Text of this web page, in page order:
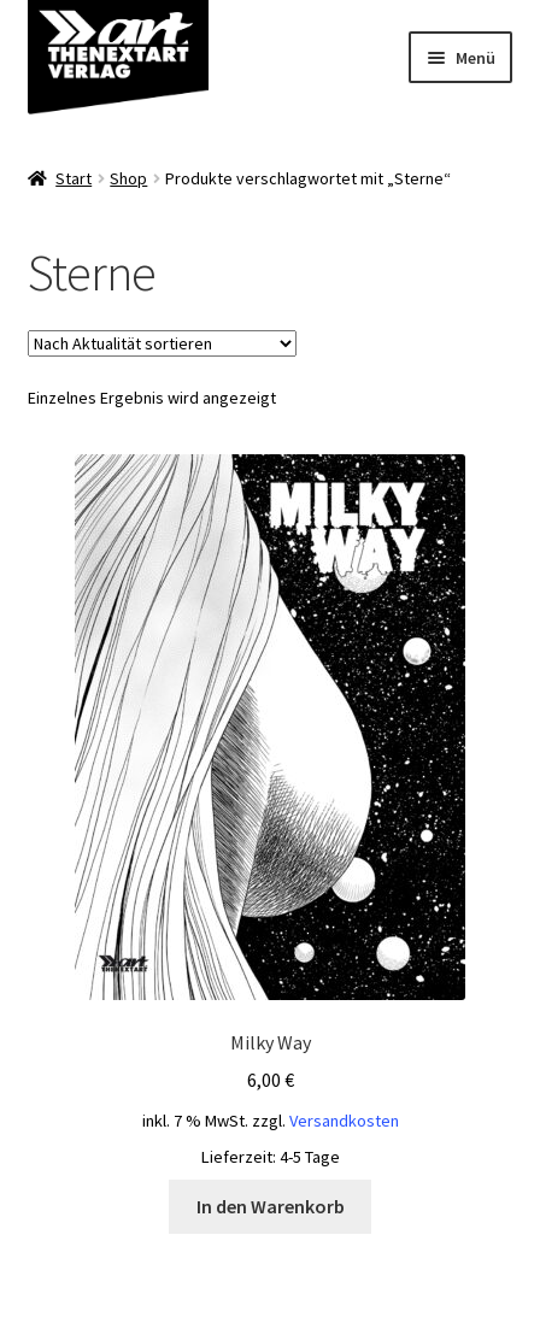
Zur
Navigation
springen
Zum
Inhalt
springen
Menü
Über uns
Start Shop Produkte verschlagwortet mit „Sterne“
Sterne
Einzelnes Ergebnis wird angezeigt
Milky Way
6,00 €
inkl. 7 % MwSt. zzgl. Versandkosten
Lieferzeit: 4-5 Tage
In den Warenkorb